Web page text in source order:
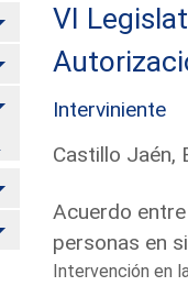
Alternar
Alternar
Alternar
Alternar
Alternar
VI
Interviniente
Castillo Jaén,
Acuerdo
personas en
Intervención en